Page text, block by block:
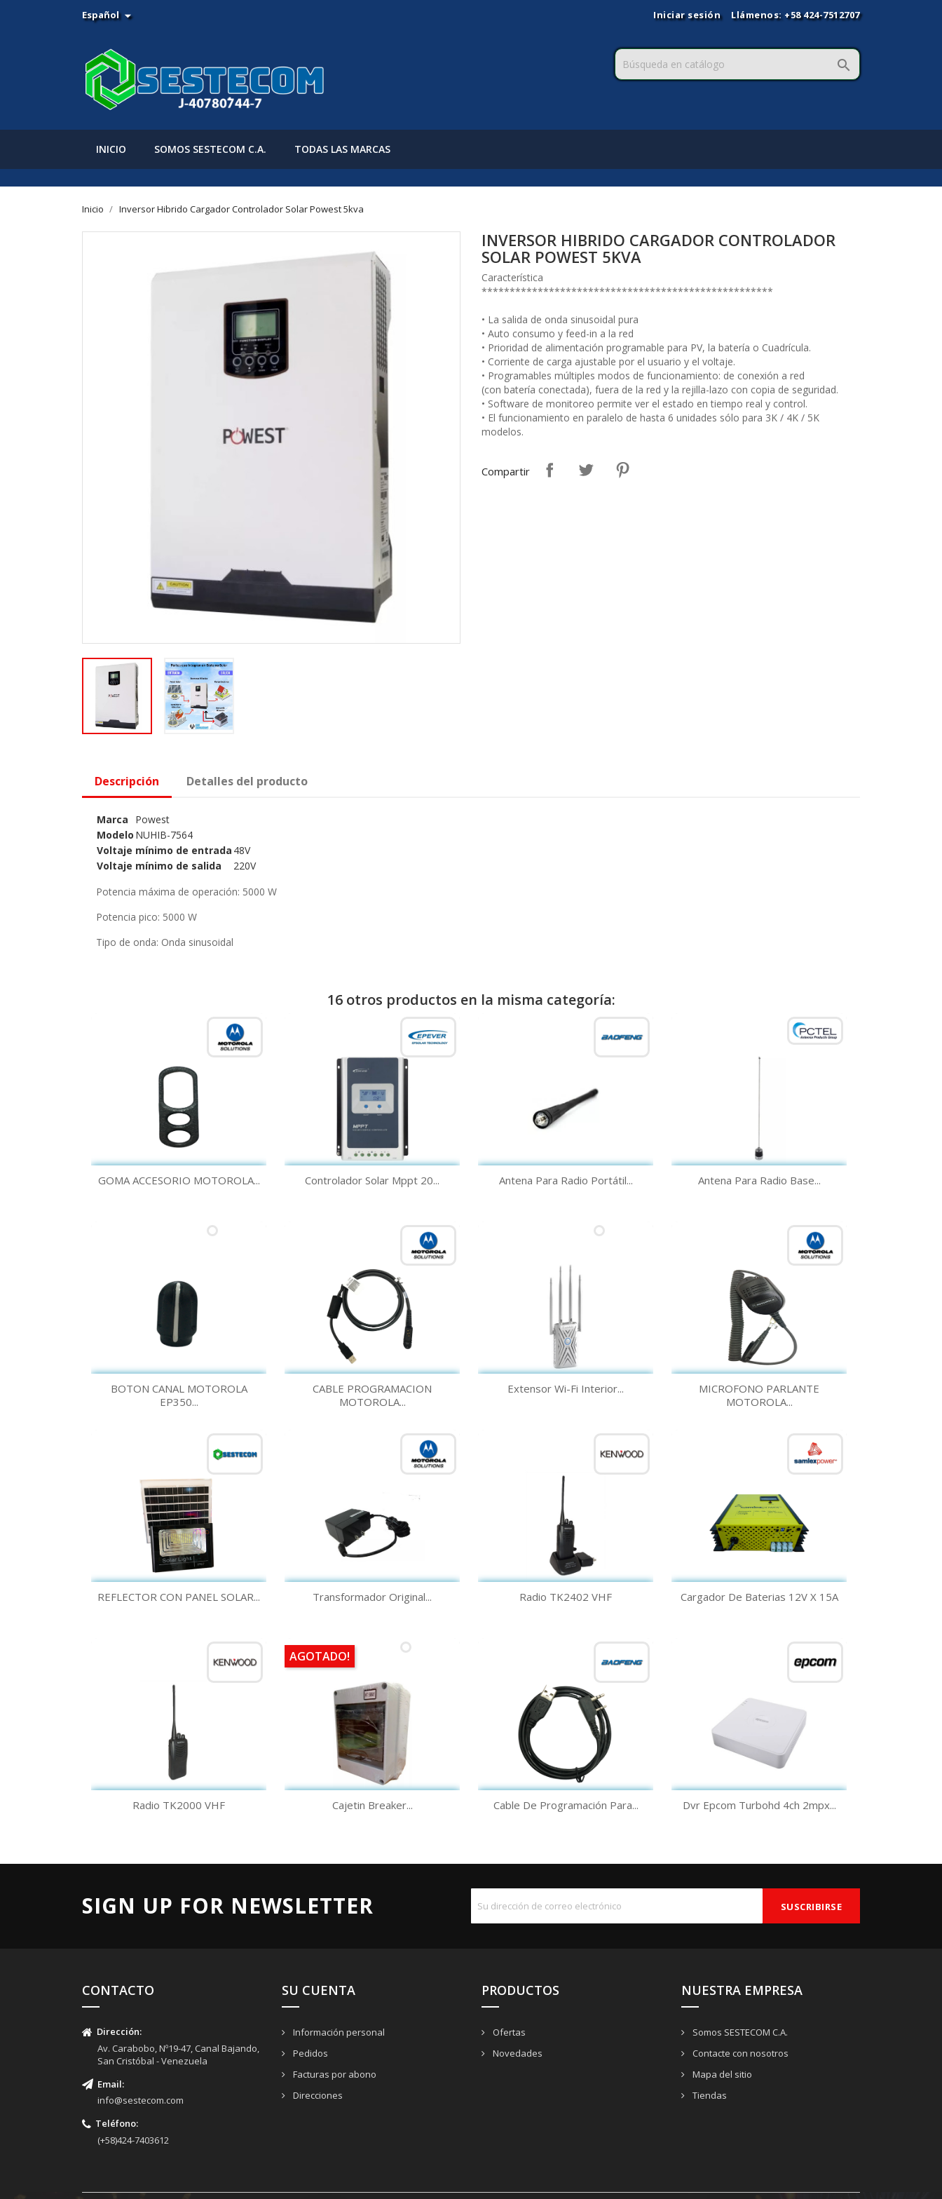
Español  Iniciar sesión Llámenos: +58 424-7512707

INICIO SOMOS SESTECOM C.A. TODAS LAS MARCAS
Inicio Inversor Hibrido Cargador Controlador Solar Powest 5kva
INVERSOR HIBRIDO CARGADOR CONTROLADOR
SOLAR POWEST 5KVA
Característica
****************************************************
• La salida de onda sinusoidal pura
• Auto consumo y feed-in a la red
• Prioridad de alimentación programable para PV, la batería o Cuadrícula.
• Corriente de carga ajustable por el usuario y el voltaje.
• Programables múltiples modos de funcionamiento: de conexión a red
(con batería conectada), fuera de la red y la rejilla-lazo con copia de seguridad.
• Software de monitoreo permite ver el estado en tiempo real y control.
• El funcionamiento en paralelo de hasta 6 unidades sólo para 3K / 4K / 5K
modelos.
Compartir
Descripción Detalles del producto
Marca
Powest
Modelo NUHIB-7564
Voltaje mínimo de entrada 48V
Voltaje mínimo de salida
220V
Potencia máxima de operación: 5000 W
Potencia pico: 5000 W
Tipo de onda: Onda sinusoidal
16 otros productos en la misma categoría:
Vista rápida
GOMA ACCESORIO MOTOROLA... Vista rápida
Controlador Solar Mppt 20... Vista rápida
Antena Para Radio Portátil...  Vista rápida
Antena Para Radio Base...
 Vista rápida
BOTON CANAL MOTOROLA
EP350...
 Vista rápida
CABLE PROGRAMACION
MOTOROLA...
Vista rápida
Extensor Wi-Fi Interior... Vista rápida
MICROFONO PARLANTE
MOTOROLA...
Vista rápida
REFLECTOR CON PANEL SOLAR... Vista rápida
Transformador Original... Vista rápida
Radio TK2402 VHF Vista rápida
Cargador De Baterias 12V X 15A
Vista rápida
Radio TK2000 VHF
AGOTADO!
Vista rápida
Cajetin Breaker...  Vista rápida
Cable De Programación Para... Vista rápida
Dvr Epcom Turbohd 4ch 2mpx...
SIGN UP FOR NEWSLETTER
CONTACTO
Dirección:
Av. Carabobo, Nº19-47, Canal Bajando,
San Cristóbal - Venezuela
Email:
info@sestecom.com
Teléfono:
(+58)424-7403612
SU CUENTA
Información personal
Pedidos
Facturas por abono
Direcciones
PRODUCTOS
Ofertas
Novedades
NUESTRA EMPRESA
Somos SESTECOM C.A.
Contacte con nosotros
Mapa del sitio
Tiendas